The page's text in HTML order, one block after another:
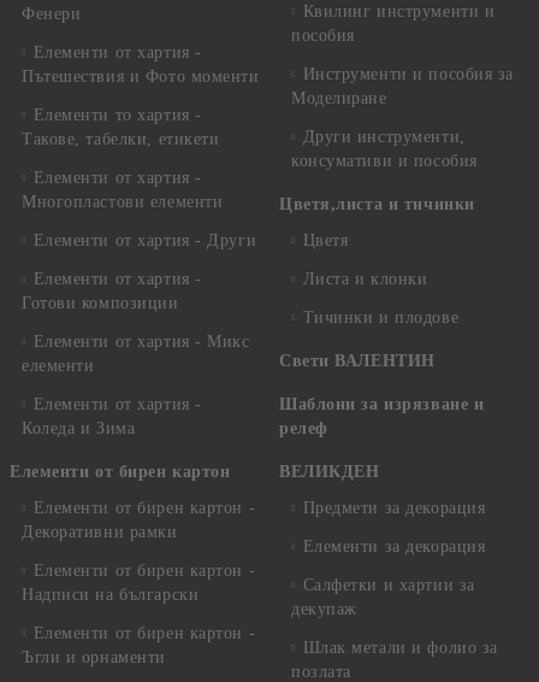
Фенери
Елементи от хартия -
Пътешествия и Фото моменти
Елементи то хартия -
Такове, табелки, етикети
Елементи от хартия -
Многопластови елементи
Елементи от хартия - Други
Елементи от хартия -
Готови композиции
Елементи от хартия - Микс
елементи
Елементи от хартия -
Коледа и Зима
Елементи от бирен картон
Елементи от бирен картон -
Декоративни рамки
Елементи от бирен картон -
Надписи на български
Елементи от бирен картон -
Ъгли и орнаменти
Квилинг инструменти и
пособия
Инструменти и пособия за
Моделиране
Други инструменти,
консумативи и пособия
Цветя,листа и тичинки
Цветя
Листа и клонки
Тичинки и плодове
Свети ВАЛЕНТИН
Шаблони за изрязване и
релеф
ВЕЛИКДЕН
Предмети за декорация
Елементи за декорация
Салфетки и хартии за
декупаж
Шлак метали и фолио за
позлата